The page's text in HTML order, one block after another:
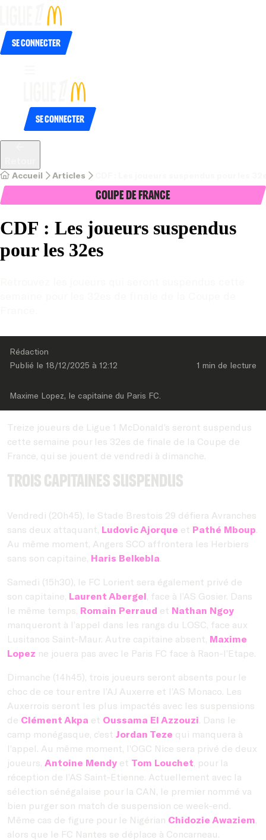
Se connecter
Se connecter
Accueil Articles
Coupe de France
CDF : Les joueurs suspendus
pour les 32es
Rédaction
Publié le 18/12/2025 à 12:12 1 min de lecture
Maxime Lopez, le capitaine du Paris FC.
Treize joueurs de Ligue 1 McDonald’s seront suspendus
cette semaine pour les 32es de finale de la Coupe de
France, qui se jouent de vendredi à dimanche.
Trois capitaines suspendus
Vendredi (20h45), le Stade Brestois 29 défiera Avranches
sans deux attaquant, Ludovic Ajorque et Pathé Mboup.
Au même moment, Angers SCO affrontera les Herbiers
sans son capitaine, Haris Belkebla.
Samedi (15h30), le FC Lorient sera également privé de
son capitaine, Laurent Abergel, face à l’AS Gosier. Dans
le même temps, Romain Perraud et Nathan Ngoy
manqueront à l’appel dans les rangs du LOSC, face aux
Lusitanos Saint-Maur. Autre capitaine absent, Maxime
Lopez ne jouera pas avec le Paris FC face à Raon-l’Etape.
Dimanche (14h45), trois joueurs seront absents pour le
choc de ce tour entre l’AJ Auxerre et l’AS Monaco. Les
Auxerrois seront les plus impactés avec les suspensions
de Clément Akpa et Oussama El Azzouzi. Dans le
camp monégasque, c’est Jordan Teze qui manquera à
l’appel. Au même moment, l’OGC Nice sera privé de deux
joueurs, Antoine Mendy et Tom Louchet, pour la
réception de l’AS Saint-Etienne. Actuellement avec la
sélection sénégalaise pour la CAN, le premier nommé va
bien purger son match de suspension ce week-end.
Même cas de figure pour le Nigérian Chidozie Awaziem,
alors que le FC Nantes se déplace à Concarneau.